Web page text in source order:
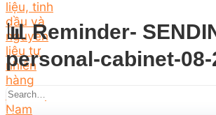
📊 Reminder-
personal-cabinet-08-